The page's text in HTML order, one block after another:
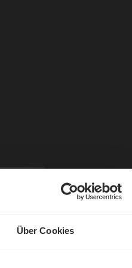
Über Cookies